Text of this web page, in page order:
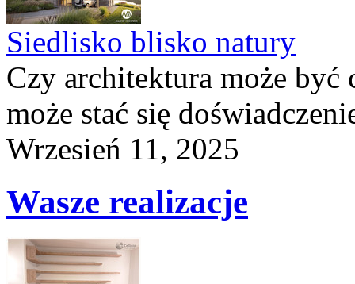
Siedlisko blisko natury
Czy architektura może
może stać się
Wrzesień 11, 2025
Wasze realizacje